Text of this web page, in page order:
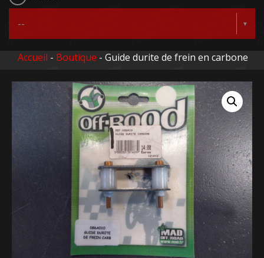
Accueil - Boutique - Guide durite de frein en carbone